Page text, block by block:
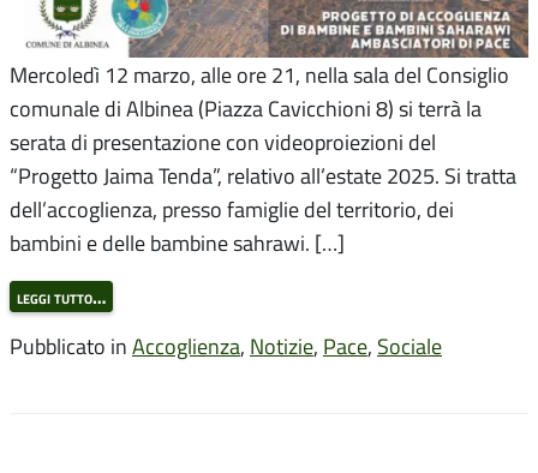
Mercoledì 12 marzo, alle ore 21, nella sala del Consiglio
comunale di Albinea (Piazza Cavicchioni 8) si terrà la
serata di presentazione con videoproiezioni del
“Progetto Jaima Tenda”, relativo all’estate 2025. Si tratta
dell’accoglienza, presso famiglie del territorio, dei
bambini e delle bambine sahrawi. […]
leggi tutto…
Pubblicato in Accoglienza, Notizie, Pace, Sociale